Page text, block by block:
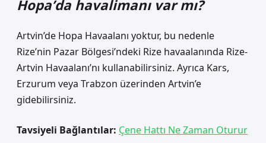
Hopa’da havalimanı var mı?
Artvin’de Hopa Havaalanı yoktur, bu nedenle
Rize’nin Pazar Bölgesi’ndeki Rize havaalanında Rize-
Artvin Havaalanı’nı kullanabilirsiniz. Ayrıca Kars,
Erzurum veya Trabzon üzerinden Artvin’e
gidebilirsiniz.
Tavsiyeli Bağlantılar: Çene Hattı Ne Zaman Oturur